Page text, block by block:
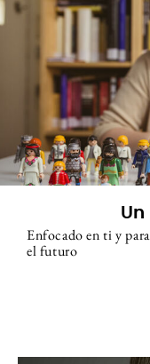
Enfocado en ti y
el futuro